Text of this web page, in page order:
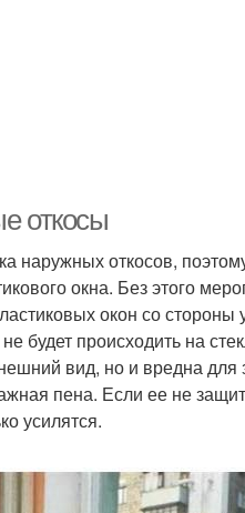
откосы
наружных откосов,
окна. Без этого
окон со
будет происходить на
вид, но и вредна для
пена. Если ее не
усилятся.